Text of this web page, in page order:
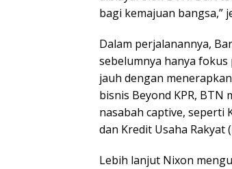
bagi kemajuan bangsa,”
Dalam perjalanannya,
sebelumnya hanya
jauh dengan
bisnis Beyond KPR,
nasabah captive, seperti
dan Kredit Usaha Rakyat
Lebih lanjut Nixon